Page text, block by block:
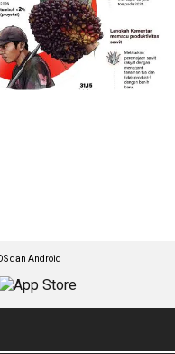
dan Android